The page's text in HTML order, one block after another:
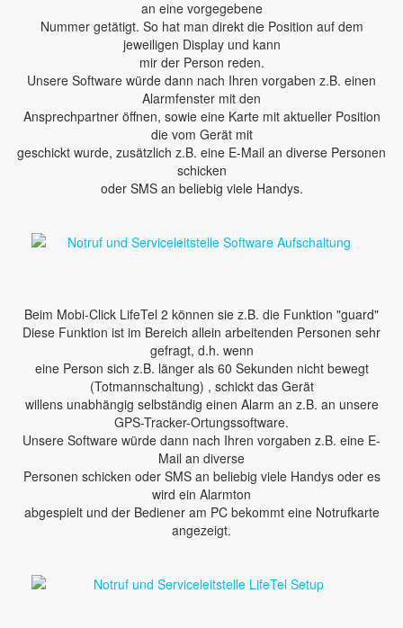
an eine vorgegebene
Nummer getätigt. So hat man direkt die Position auf dem
jeweiligen Display und kann
mir der Person reden.
Unsere Software würde dann nach Ihren vorgaben z.B. einen
Alarmfenster mit den
Ansprechpartner öffnen, sowie eine Karte mit aktueller Position
die vom Gerät mit
geschickt wurde, zusätzlich z.B. eine E-Mail an diverse Personen
schicken
oder SMS an beliebig viele Handys.
Beim Mobi-Click LifeTel 2 können sie z.B. die Funktion "guard"
Diese Funktion ist im Bereich allein arbeitenden Personen sehr
gefragt, d.h. wenn
eine Person sich z.B. länger als 60 Sekunden nicht bewegt
(Totmannschaltung) , schickt das Gerät
willens unabhängig selbständig einen Alarm an z.B. an unsere
GPS-Tracker-Ortungssoftware.
Unsere Software würde dann nach Ihren vorgaben z.B. eine E-
Mail an diverse
Personen schicken oder SMS an beliebig viele Handys oder es
wird ein Alarmton
abgespielt und der Bediener am PC bekommt eine Notrufkarte
angezeigt.